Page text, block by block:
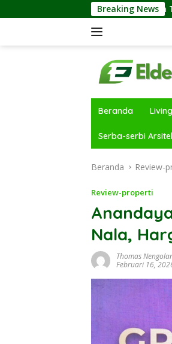
ke
Breaking News
Tanah Kavling dan Tanah Biasa,
Beranda Living
Serba-serbi
Beranda Review-
Review-properti
Nala,
Thomas
Februari 16,